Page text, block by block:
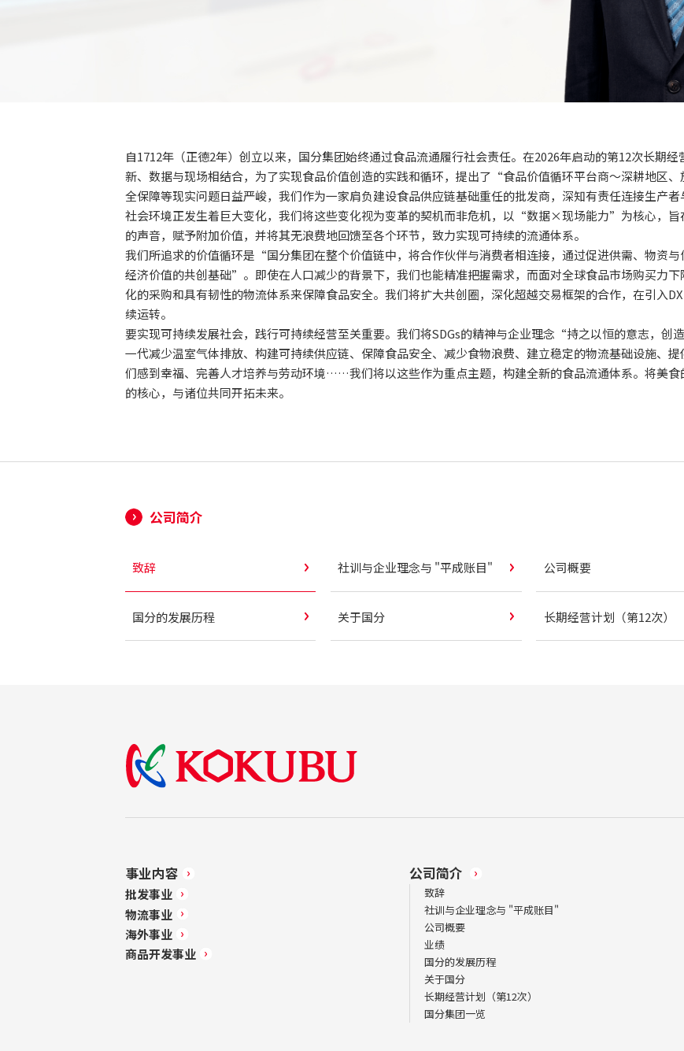
自1712年（正德2年）创立以来，国分集团始终通过食品流通履行社会责任。在2026年启动的第12次长期
新、数据与现场相结合，为了实现食品价值创造的实践和循环，提出了“食品价值循环平台商～深耕地区
全保障等现实问题日益严峻，我们作为一家肩负建设食品供应链基础重任的批发商，深知有责任连接生产者
社会环境正发生着巨大变化，我们将这些变化视为变革的契机而非危机，以“数据×现场能力”为核心，旨
的声音，赋予附加价值，并将其无浪费地回馈至各个环节，致力实现可持续的流通体系。
我们所追求的价值循环是“国分集团在整个价值链中，将合作伙伴与消费者相连接，通过促进供需、物资
经济价值的共创基础”。即使在人口减少的背景下，我们也能精准把握需求，而面对全球食品市场购买力
化的采购和具有韧性的物流体系来保障食品安全。我们将扩大共创圈，深化超越交易框架的合作，在引入
续运转。
要实现可持续发展社会，践行可持续经营至关重要。我们将SDGs的精神与企业理念“持之以恒的意志，
一代减少温室气体排放、构建可持续供应链、保障食品安全、减少食物浪费、建立稳定的物流基础设施、
们感到幸福、完善人才培养与劳动环境……我们将以这些作为重点主题，构建全新的食品流通体系。将美
的核心，与诸位共同开拓未来。
公司简介
致辞 社训与企业理念与 "平成账目" 公司概要
国分的发展历程 关于国分 长期经营计划（第12次）
事业内容
批发事业
物流事业
海外事业
商品开发事业
公司简介
致辞
社训与企业理念与 "平成账目"
公司概要
业绩
国分的发展历程
关于国分
长期经营计划（第12次）
国分集团一览